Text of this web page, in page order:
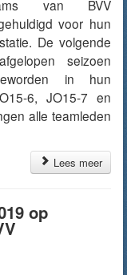
van BVV
voor hun
De volgende
seizoen
in hun
6, JO15-7 en
alle teamleden
Lees meer
op